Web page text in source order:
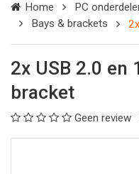
zoek?Home
PC
Bays & brackets
2x USB 2.0 en
bracket
Geen review